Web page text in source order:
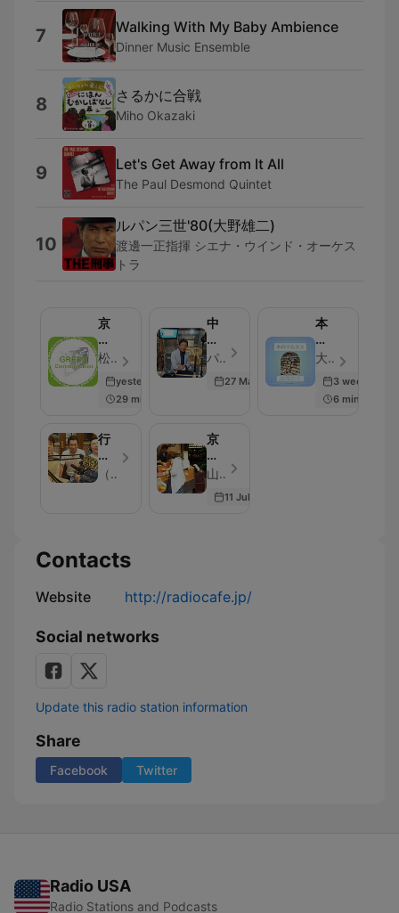
7 Walking With My Baby Ambience
Dinner Music Ensemble
8 さるかに合戦
Miho Okazaki
9 Let's Get Away from It All
The Paul Desmond Quintet
10
ルパン三世'80(大野雄二)
渡邊一正指揮 シエナ・ウインド・オーケス
トラ
京
か
ら
Green
コ
ミ
ニ
ー
シ
松岡千鶴／土江田会計事務所・足立病院・文具tag・ローバー都市建築事務所 - Episode 98
yesterday
29 min
中
野
有
シ
タ
ク・
ジ
ャ
パーソナリティ：大阪学院大学 国際センター所長教授 中野有 - Episode 27
27 Mar 2025
本
の
ソ
リ
エ
大垣書店スタッフ - Episode 71
3 weeks ago
6 min
行
列
の
看
ー
シ
（株）アドナース/看護師DJ鎌田智広
京
都
ま
な
山田章博／林万昌堂 - Episode 95
11 Jul 2026
Contacts
Website http://radiocafe.jp/
Social networks
Update this radio station information
Share
Facebook Twitter
Radio USA
Radio Stations and Podcasts